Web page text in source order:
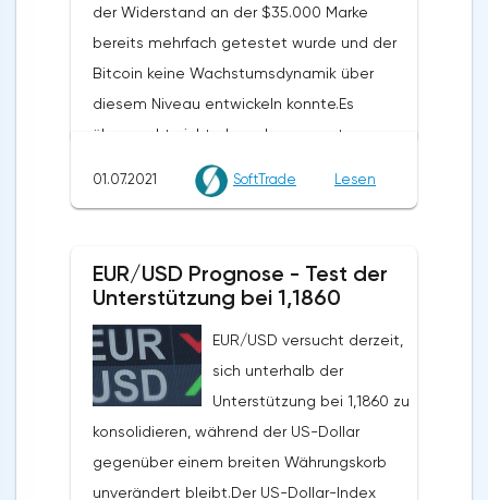
der Widerstand an der $35.000 Marke
bereits mehrfach getestet wurde und der
Bitcoin keine Wachstumsdynamik über
diesem Niveau entwickeln konnte.Es
überrascht nicht, dass der gesamte
Kryptomarkt unter Druck geriet, nachdem
Bitcoin unter $35.000 gefallen war.
$2.150. Dogecoin ist unter ein wichtiges
und versucht, sich unter $0,24 zu
konsolidieren. XRP hat ebenfalls an
Schwung nach unten gewonnen und testet
die $0,66 Marke.Gestern schrieb ich, dass
Bitcoin zusätzliche
01.07.2021 SoftTrade Lesen
EUR/USD Prognose - Test der
Unterstützung bei 1,1860
EUR/USD versucht derzeit,
sich unterhalb der
Unterstützung bei 1,1860 zu
konsolidieren, während der US-Dollar
gegenüber einem breiten Währungskorb
unverändert bleibt.Der US-Dollar-Index